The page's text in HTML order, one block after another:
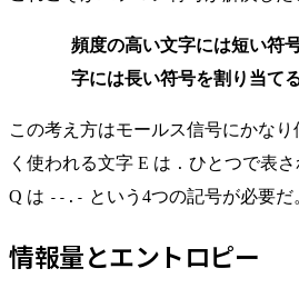
頻度の高い文字には短い符
字には長い符号を割り当てる
この考え方はモールス信号にかな
く使われる文字 E は . ひとつで表
Q は --.- という4つの記号が必要だ
情報量とエントロピー